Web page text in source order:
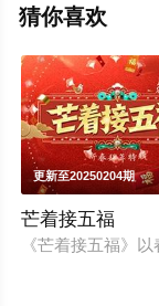
电视猫或剧情网等
。
猜你喜欢
更新至20250204期
芒着接五福
《芒着接五福》